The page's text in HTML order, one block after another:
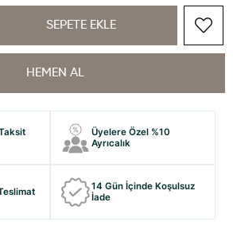
Üyelere Özel %10
Ayrıcalık
14 Gün İçinde Koşulsuz
İade